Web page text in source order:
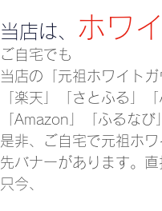
当店は、 ホワ
ご自宅でも
当店の「元祖ホワイト
「楽天」「さとふる」
「Amazon」「ふるな
是非、ご自宅で元祖ホ
先バナーがあります。
只今、